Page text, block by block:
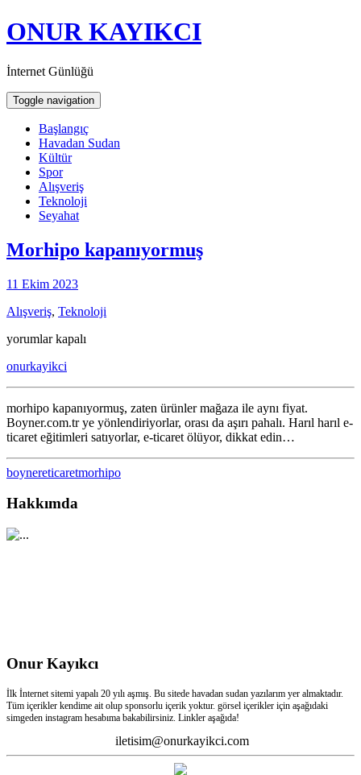
ONUR KAYIKCI
İnternet Günlüğü
Toggle navigation
Başlangıç
Havadan Sudan
Kültür
Spor
Alışveriş
Teknoloji
Seyahat
Morhipo kapanıyormuş
11 Ekim 2023
Alışveriş, Teknoloji
Morhipo
için
yorumlar kapalı
onurkayikci
morhipo kapanıyormuş, zaten ürünler mağaza ile aynı fiyat.
Boyner.com.tr ye yönlendiriyorlar, orası da aşırı pahalı. Harıl harıl e-
ticaret eğitimleri satıyorlar, e-ticaret ölüyor, dikkat edin…
boynereticaretmorhipo
Hakkımda
Onur Kayıkcı
İlk İnternet sitemi yapalı 20 yılı aşmış. Bu sitede havadan sudan yazılarım yer almaktadır.
Tüm içerikler kendime ait olup sponsorlu içerik yoktur. görsel içerikler için aşağıdaki
simgeden instagram hesabıma bakabilirsiniz. Linkler aşağıda!
iletisim@onurkayikci.com